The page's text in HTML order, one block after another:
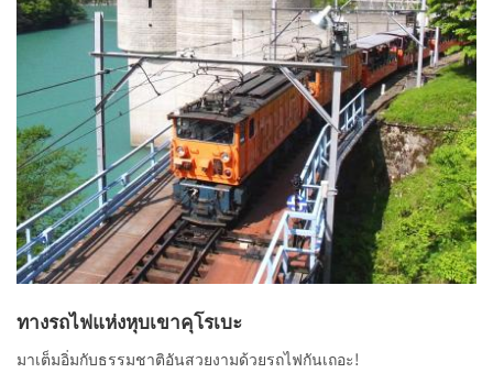
ทางรถไฟแห่งหุบเขาคุโรเบะ
มาเต็มอิ่มกับธรรมชาติอันสวยงามด้วยรถไฟกันเถอะ!